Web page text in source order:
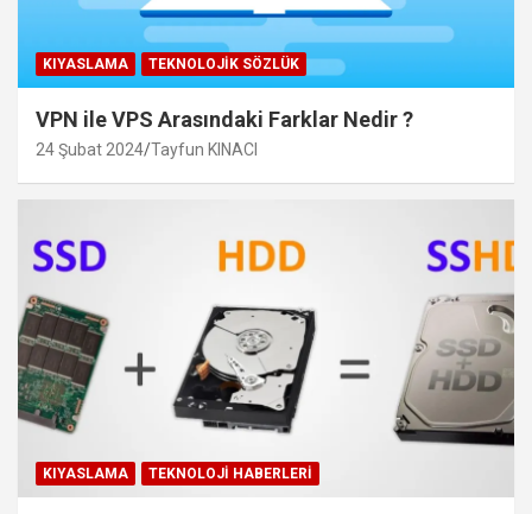
KIYASLAMA TEKNOLOJIK SÖZLÜK
VPN ile VPS Arasındaki Farklar Nedir ?
24 Şubat 2024 Tayfun KINACI
KIYASLAMA TEKNOLOJI HABERLERI